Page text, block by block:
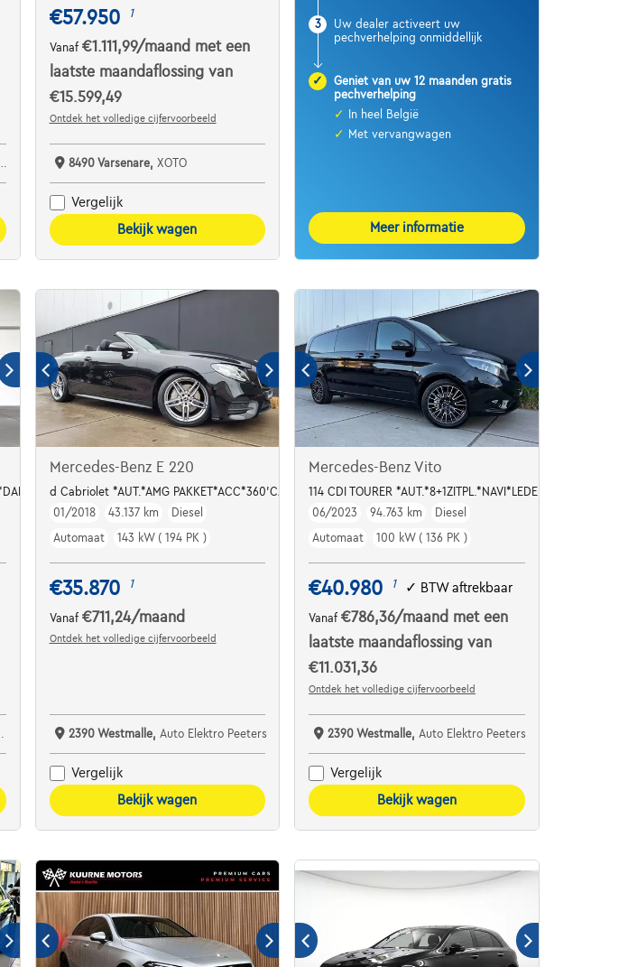
€57.950 1
Vanaf €1.111,99/maand met een
laatste maandaflossing van
€15.599,49
Ontdek het volledige cijfervoorbeeld
8490 Varsenare, XOTO
Vergelijk
Bekijk wagen
3
Uw dealer activeert uw
pechverhelping onmiddellijk
✓
Geniet van uw 12 maanden gratis
pechverhelping
✓
In heel België
✓ Met vervangwagen
Meer informatie
Mercedes-Benz E 220
d Cabriolet *AUT.*AMG PAKKET*ACC*360'CAMERA*
01/2018
43.137 km
Diesel
Automaat
143 kW ( 194 PK )
€35.870 1
Vanaf €711,24/maand
Ontdek het volledige cijfervoorbeeld
2390 Westmalle, Auto Elektro Peeters
Vergelijk
Bekijk wagen
Mercedes-Benz Vito
114 CDI TOURER *AUT.*8+1ZITPL.*NAVI*LEDER*BLUETOOTH
06/2023
94.763 km
Diesel
Automaat
100 kW ( 136 PK )
€40.980 1 ✓ BTW aftrekbaar
Vanaf€786,36/maand met een
laatste maandaflossing van
€11.031,36
Ontdek het volledige cijfervoorbeeld
2390 Westmalle, Auto Elektro Peeters
Vergelijk
Bekijk wagen